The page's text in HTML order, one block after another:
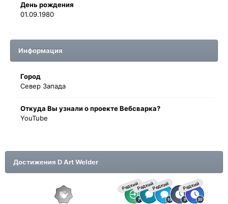
День рождения
01.09.1980
Информация
Город
Север Запада
Oткyдa Вы узнaли o проекте Вебсварка?
YouTube
Достижения D Art Welder
РедкийРедкийРедкий Редкий